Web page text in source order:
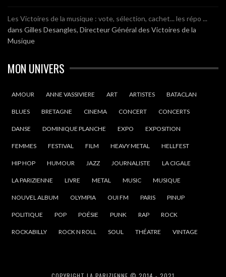
Les Victoires de la musique : vote, sélection, cachet... les répo ...
dans Gilles Desangles, Directeur Général des Victoires de la
Musique
MON UNIVERS
AMOUR ANNE VASSIVIERE ART ARTISTES BATACLAN
BLUES BRETAGNE CINEMA CONCERT CONCERTS
DANSE DOMINIQUE PLANCHE EXPO EXPOSITION
FEMMES FESTIVAL FILM HEAVY METAL HELLFEST
HIP HOP HUMOUR JAZZ JOURNALISTE LA CIGALE
LA PARIZIENNE LIVRE METAL MUSIC MUSIQUE
NOUVEL ALBUM OLYMPIA OUI FM PARIS PINUP
POLITIQUE POP POÉSIE PUNK RAP ROCK
ROCKABILLY ROCK N ROLL SOUL THÉATRE VINTAGE